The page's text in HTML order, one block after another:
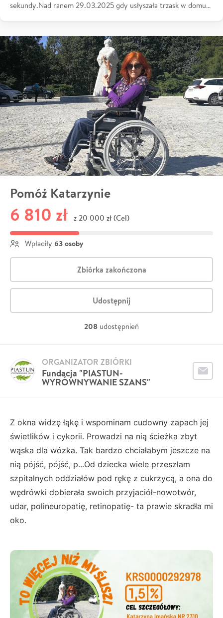
sekundy.Nad ranem 29.03.2025 gdy usłyszała trzask w domu…
Pomóż Katarzynie
6 810 zł z 20 000 zł (Cel)
Wpłaciły 63 osoby
Zbiórka zakończona
Udostępnij
208 udostępnień
Fundacja "PIASTUN-
WYRÓWNYWANIE SZANS"
ORGANIZATOR ZBIÓRKI
Z okna widzę łąkę i wspominam cudowny zapach jej
świetlików i cykorii. Prowadzi na nią ścieżka zbyt
wąska dla wózka. Tak bardzo chciałabym jeszcze na
nią pójść, pójść, p...Od dziecka wiele przeszłam
szpitalnych oddziałów pod rękę z cukrzycą, a ona do
wędrówki dobierała swoich przyjaciół-nowotwór,
udar, polineuropatię, retinopatię- ta prawie skradła mi
oko.